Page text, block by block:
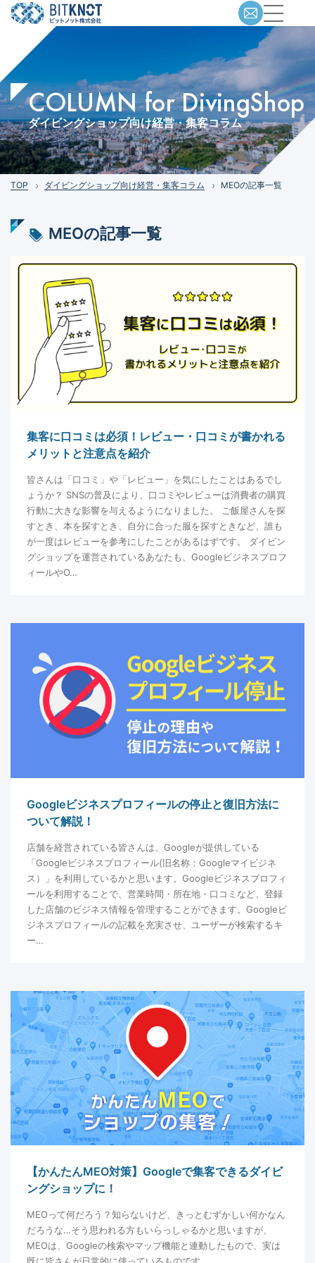
COLUMN for DivingShop
ダイビングショップ向け経営・集客コラム
TOP ダイビングショップ向け経営・集客コラム MEOの記事一覧
MEOの記事一覧
集客に口コミは必須！レビュー・口コミが書かれる
メリットと注意点を紹介
皆さんは「口コミ」や「レビュー」を気にしたことはあるでし
ょうか？ SNSの普及により、口コミやレビューは消費者の購買
行動に大きな影響を与えるようになりました。 ご飯屋さんを探
すとき、本を探すとき、自分に合った服を探すときなど、誰も
が一度はレビューを参考にしたことがあるはずです。 ダイビン
グショップを運営されているあなたも、Googleビジネスプロフ
ィールやO…
Googleビジネスプロフィールの停止と復旧方法に
ついて解説！
店舗を経営されている皆さんは、Googleが提供している
「Googleビジネスプロフィール(旧名称：Googleマイビジネ
ス）」を利用しているかと思います。Googleビジネスプロフィ
ールを利用することで、営業時間・所在地・口コミなど、登録
した店舗のビジネス情報を管理することができます。Googleビ
ジネスプロフィールの記載を充実させ、ユーザーが検索するキ
ー…
【かんたんMEO対策】Googleで集客できるダイビ
ングショップに！
MEOって何だろう？知らないけど、きっとむずかしい何かなん
だろうな…そう思われる方もいらっしゃるかと思いますが、
MEOは、Googleの検索やマップ機能と連動したもので、実は